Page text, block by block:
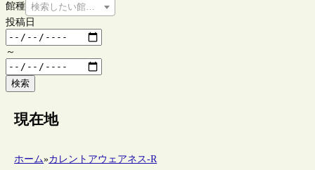
館種 検索したい館種を選択してください
投稿日
～
検索
現在地
ホーム»カレントアウェアネス-R